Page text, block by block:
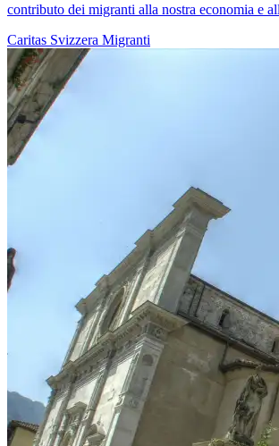
contributo dei migranti alla nostra economia e
Caritas Svizzera Migranti